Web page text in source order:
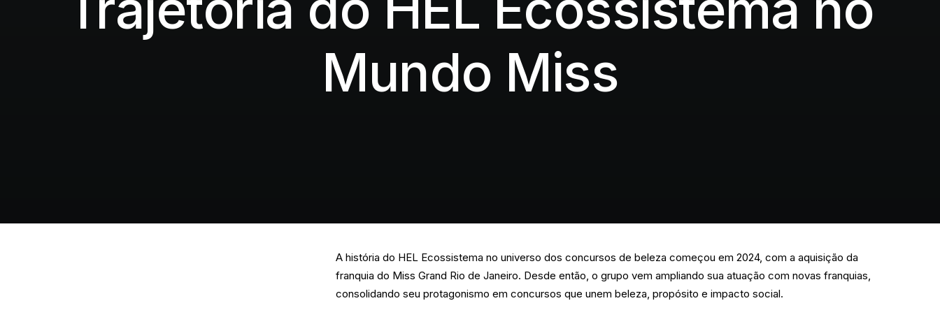
Mundo Miss
A história do HEL Ecossistema no universo dos concursos de beleza começou em 2024, com a aquisição da
franquia do Miss Grand Rio de Janeiro. Desde então, o grupo vem ampliando sua atuação com novas franquias,
consolidando seu protagonismo em concursos que unem beleza, propósito e impacto social.